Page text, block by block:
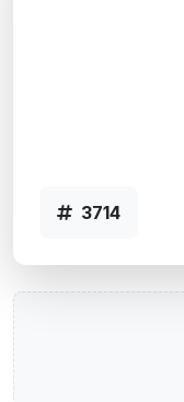
3714